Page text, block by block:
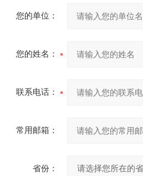
您的单位：
您的姓名：
联系电话：
常用邮箱：
省份：